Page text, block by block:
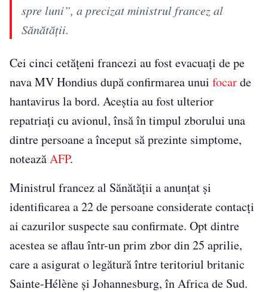
spre luni”, a precizat ministrul francez al
Sănătăţii.
Cei cinci cetățeni francezi au fost evacuați de pe
nava MV Hondius după confirmarea unui focarde
hantavirus la bord. Aceștia au fost ulterior
repatriați cu avionul, însă în timpul zborului una
dintre persoane a început să prezinte simptome,
noteazăAFP.
Ministrul francez al Sănătății a anunțat și
identificarea a 22 de persoane considerate contacți
ai cazurilor suspecte sau confirmate. Opt dintre
acestea se aflau într-un prim zbor din 25 aprilie,
care a asigurat o legătură între teritoriul britanic
Sainte-Hélène și Johannesburg, în Africa de Sud.